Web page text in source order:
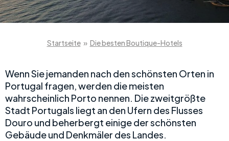
Startseite » Die besten Boutique-Hotels
Wenn Sie jemanden nach den schönsten Orten in
Portugal fragen, werden die meisten
wahrscheinlich Porto nennen. Die zweitgrößte
Stadt Portugals liegt an den Ufern des Flusses
Douro und beherbergt einige der schönsten
Gebäude und Denkmäler des Landes.